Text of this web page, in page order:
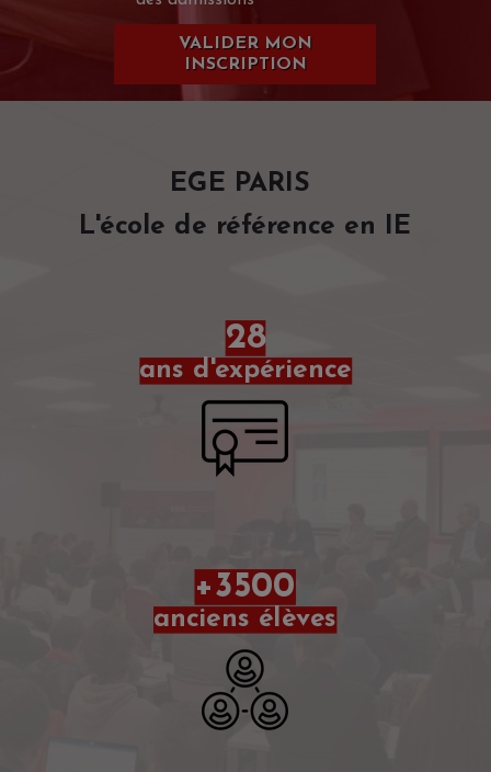
VALIDER MON
INSCRIPTION
EGE PARIS
L'école de référence en IE
28
ans d'expérience
+3500
anciens élèves